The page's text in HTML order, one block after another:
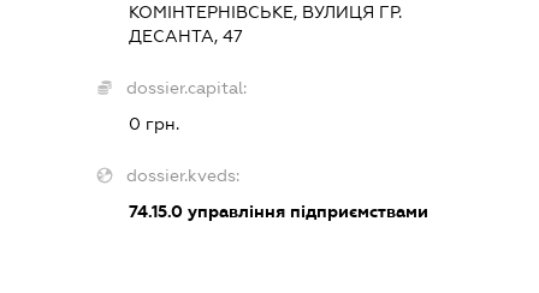
КОМІНТЕРНІВСЬКЕ, ВУЛИЦЯ ГР.
ДЕСАНТА, 47
dossier.capital:
0 грн.
dossier.kveds:
74.15.0управління підприємствами